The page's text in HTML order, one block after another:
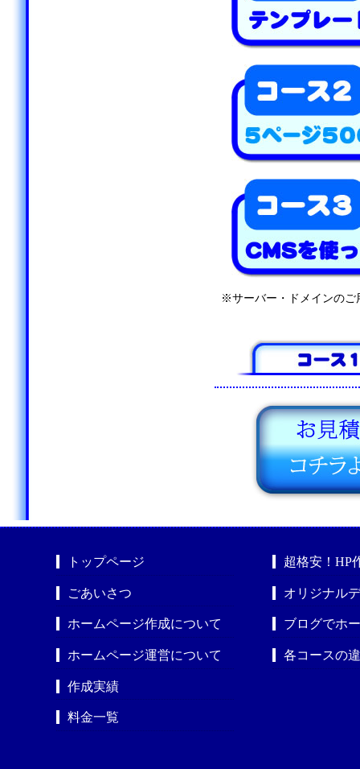
※サーバー・ドメインのご
トップページ
ごあいさつ
ホームページ作成について
ホームページ運営について
作成実績
料金一覧
超格安！HP
オリジナル
ブログでホ
各コースの